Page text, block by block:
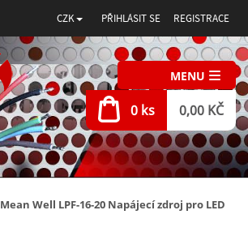
CZK PŘIHLÁSIT SE REGISTRACE
MENU
0 ks 0,00 KČ
Mean Well LPF-16-20 Napájecí zdroj pro LED